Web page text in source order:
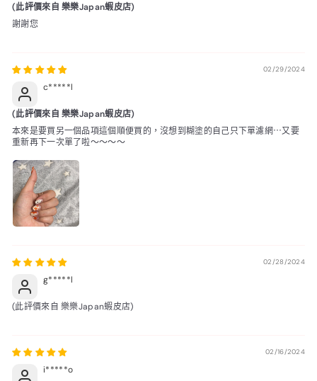
(此評價來自 樂樂Japan蝦皮店)
謝謝您
02/29/2024
c*****l
(此評價來自 樂樂Japan蝦皮店)
本來是要買另一個品項這個順便買的，沒想到糊塗的自己只下單濾網⋯又要
重新再下一次單了啦～～～～
02/28/2024
g*****l
(此評價來自 樂樂Japan蝦皮店)
02/16/2024
i*****o